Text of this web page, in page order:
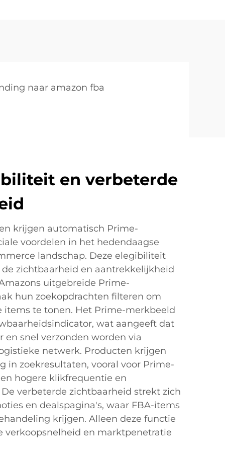
naar amazon fba
en verbeterde
krijgen automatisch Prime-
voordelen in het hedendaagse
landschap. Deze elegibiliteit
zichtbaarheid en aantrekkelijkheid
uitgebreide Prime-
hun zoekopdrachten filteren om
items te tonen. Het Prime-merkbeeld
wat aangeeft dat
snel verzonden worden via
netwerk. Producten krijgen
in zoekresultaten, vooral voor Prime-
hogere klikfrequentie en
verbeterde zichtbaarheid strekt zich
en dealspagina's, waar FBA-items
krijgen. Alleen deze functie
verkoopsnelheid en marktpenetratie